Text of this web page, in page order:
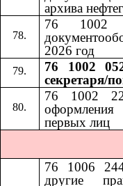
архива
76 1002
2026 год
76 1002
секретаря/
76 1002
первых лиц
76 1006 24
другие